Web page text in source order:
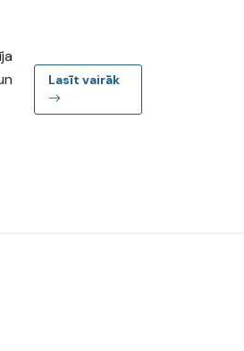
Lasīt vairāk